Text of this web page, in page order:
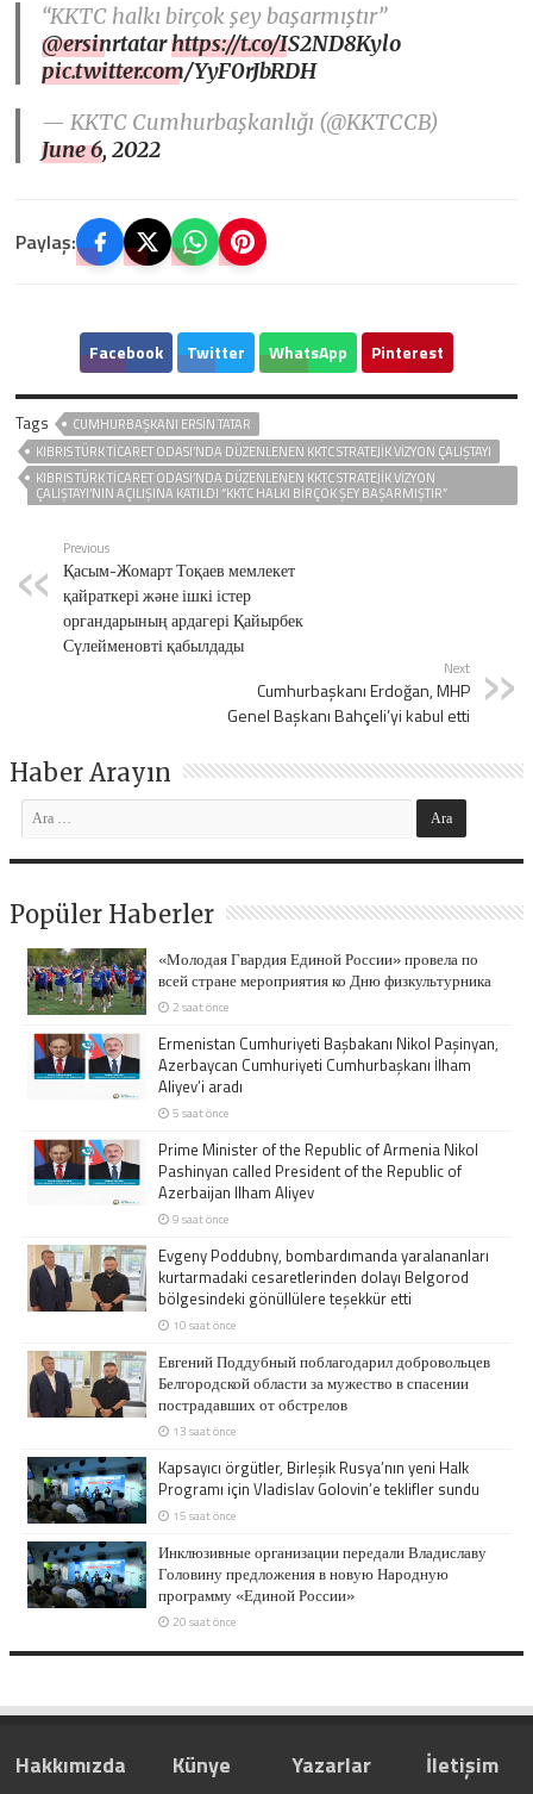
“KKTC halkı birçok şey başarmıştır”
@ersinrtatarhttps://t.co/IS2ND8Kylo
pic.twitter.com/YyF0rJbRDH
— KKTC Cumhurbaşkanlığı (@KKTCCB)
June 6, 2022
Paylaş:
Facebook Twitter WhatsApp Pinterest
Tags
CUMHURBAŞKANI ERSIN TATAR
KIBRIS TÜRK TICARET ODASI’NDA DÜZENLENEN KKTC STRATEJIK VIZYON ÇALIŞTAYI
KIBRIS TÜRK TICARET ODASI’NDA DÜZENLENEN KKTC STRATEJIK VIZYON
ÇALIŞTAYI’NIN AÇILIŞINA KATILDI “KKTC HALKI BIRÇOK ŞEY BAŞARMIŞTIR”
Previous
Қасым-Жомарт Тоқаев мемлекет
қайраткері және ішкі істер
органдарының ардагері Қайырбек
Сүлейменовті қабылдады
Next
Cumhurbaşkanı Erdoğan, MHP
Genel Başkanı Bahçeli’yi kabul etti
Haber Arayın
Popüler Haberler
«Молодая Гвардия Единой России» провела по
всей стране мероприятия ко Дню физкультурника
2 saat önce
Ermenistan Cumhuriyeti Başbakanı Nikol Paşinyan,
Azerbaycan Cumhuriyeti Cumhurbaşkanı İlham
Aliyev’i aradı
5 saat önce
Prime Minister of the Republic of Armenia Nikol
Pashinyan called President of the Republic of
Azerbaijan Ilham Aliyev
9 saat önce
Evgeny Poddubny, bombardımanda yaralananları
kurtarmadaki cesaretlerinden dolayı Belgorod
bölgesindeki gönüllülere teşekkür etti
10 saat önce
Евгений Поддубный поблагодарил добровольцев
Белгородской области за мужество в спасении
пострадавших от обстрелов
13 saat önce
Kapsayıcı örgütler, Birleşik Rusya’nın yeni Halk
Programı için Vladislav Golovin’e teklifler sundu
15 saat önce
Инклюзивные организации передали Владиславу
Головину предложения в новую Народную
программу «Единой России»
20 saat önce
Hakkımızda Künye Yazarlar İletişim